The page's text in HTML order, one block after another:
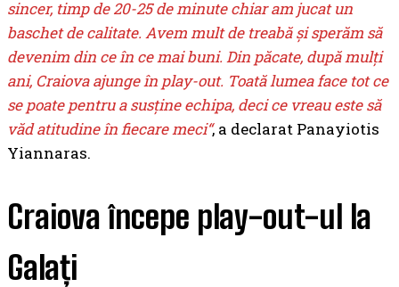
sincer, timp de 20-25 de minute chiar am jucat un
baschet de calitate. Avem mult de treabă şi sperăm să
devenim din ce în ce mai buni. Din păcate, după mulţi
ani, Craiova ajunge în play-out. Toată lumea face tot ce
se poate pentru a susţine echipa, deci ce vreau este să
văd atitudine în fiecare meci“, a declarat Panayiotis
Yiannaras.
Craiova începe play-out-ul la
Galați